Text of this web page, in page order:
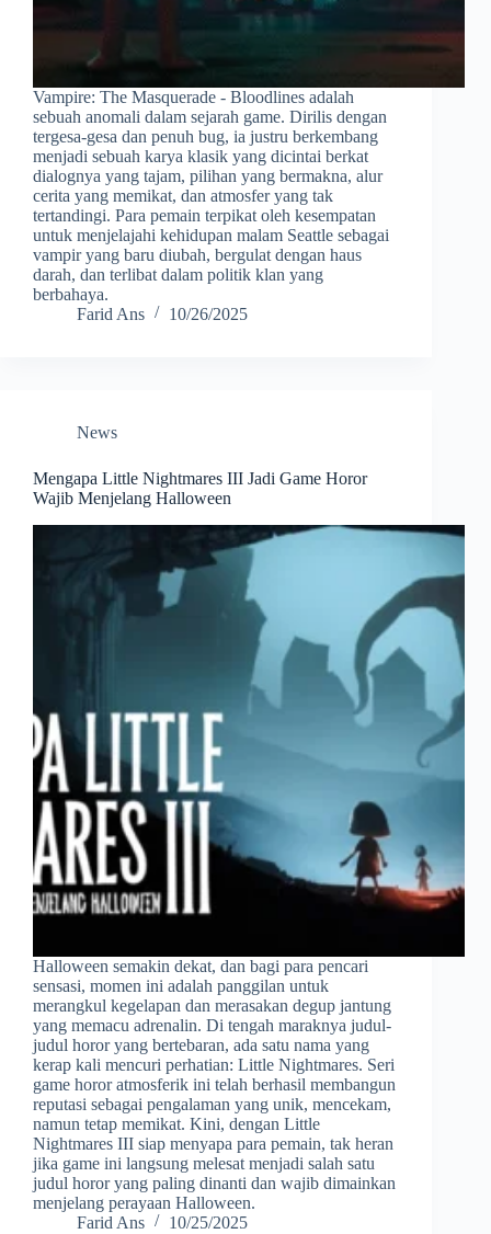
Vampire: The Masquerade - Bloodlines adalah
sebuah anomali dalam sejarah game. Dirilis dengan
tergesa-gesa dan penuh bug, ia justru berkembang
menjadi sebuah karya klasik yang dicintai berkat
dialognya yang tajam, pilihan yang bermakna, alur
cerita yang memikat, dan atmosfer yang tak
tertandingi. Para pemain terpikat oleh kesempatan
untuk menjelajahi kehidupan malam Seattle sebagai
vampir yang baru diubah, bergulat dengan haus
darah, dan terlibat dalam politik klan yang
berbahaya.
Farid Ans
10/26/2025
News
Mengapa Little Nightmares III Jadi Game Horor
Wajib Menjelang Halloween
Halloween semakin dekat, dan bagi para pencari
sensasi, momen ini adalah panggilan untuk
merangkul kegelapan dan merasakan degup jantung
yang memacu adrenalin. Di tengah maraknya judul-
judul horor yang bertebaran, ada satu nama yang
kerap kali mencuri perhatian: Little Nightmares. Seri
game horor atmosferik ini telah berhasil membangun
reputasi sebagai pengalaman yang unik, mencekam,
namun tetap memikat. Kini, dengan Little
Nightmares III siap menyapa para pemain, tak heran
jika game ini langsung melesat menjadi salah satu
judul horor yang paling dinanti dan wajib dimainkan
menjelang perayaan Halloween.
Farid Ans
10/25/2025